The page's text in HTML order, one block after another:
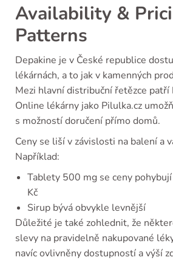
Availability &
Patterns
Depakine je v České republice
lékárnách, a to jak v kamenných
Mezi hlavní distribuční řetězce patří
Online lékárny jako Pilulka.cz
s možností doručení přímo domů.
Ceny se liší v závislosti na balení a
Například:
Tablety 500 mg se ceny
Kč
Sirup bývá obvykle levnější
Důležité je také zohlednit, že
slevy na pravidelně nakupované
navíc ovlivněny dostupností a výší